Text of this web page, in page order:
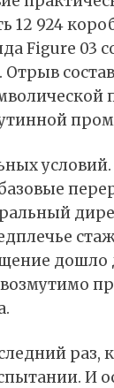
12 924
Figure 03
дошло
раз,
И